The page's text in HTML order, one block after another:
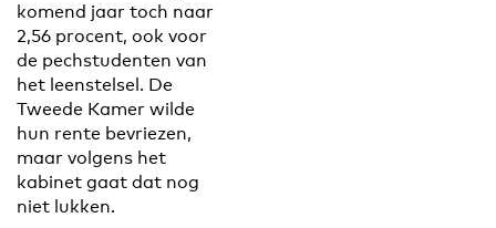
komend jaar toch naar
2,56 procent, ook voor
de pechstudenten van
het leenstelsel. De
Tweede Kamer wilde
hun rente bevriezen,
maar volgens het
kabinet gaat dat nog
niet lukken.